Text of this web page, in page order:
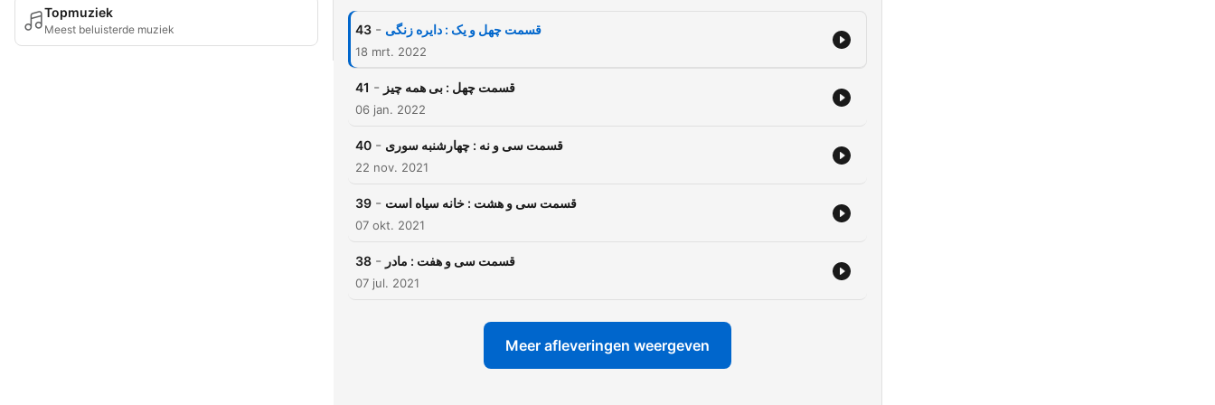
Topmuziek
Meest beluisterde muziek 43 - قسمت چهل و یک : دایره زنگی
18 mrt. 2022
41 - قسمت چهل : بی همه چیز
06 jan. 2022
40 - قسمت سی و نه : چهارشنبه سوری
22 nov. 2021
39 - قسمت سی و هشت : خانه سیاه است
07 okt. 2021
38 - قسمت سی و هفت : مادر
07 jul. 2021
Meer afleveringen weergeven